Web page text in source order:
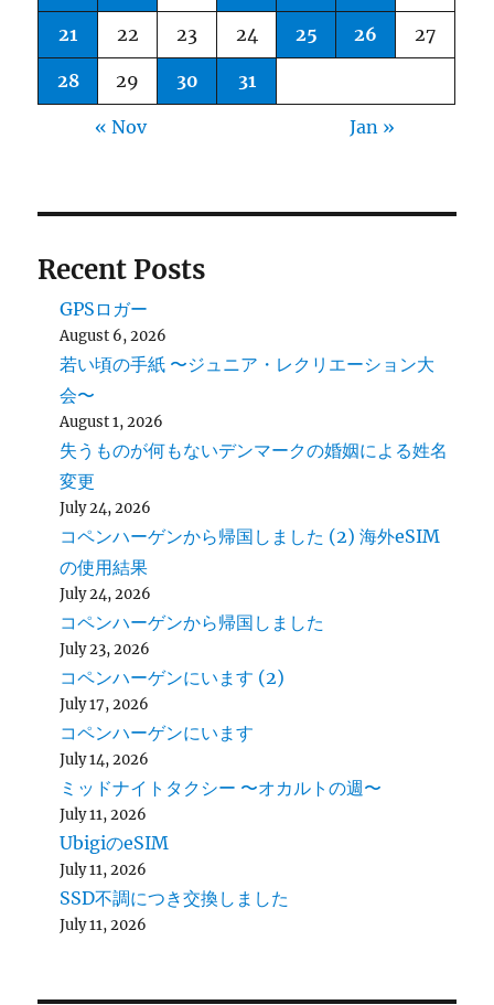
21 22 23 24 25 26 27
28 29 30 31
« Nov Jan »
Recent Posts
GPSロガー
August 6, 2026
若い頃の手紙 〜ジュニア・レクリエーション大
会〜
August 1, 2026
失うものが何もないデンマークの婚姻による姓名
変更
July 24, 2026
コペンハーゲンから帰国しました (2) 海外eSIM
の使用結果
July 24, 2026
コペンハーゲンから帰国しました
July 23, 2026
コペンハーゲンにいます (2)
July 17, 2026
コペンハーゲンにいます
July 14, 2026
ミッドナイトタクシー 〜オカルトの週〜
July 11, 2026
UbigiのeSIM
July 11, 2026
SSD不調につき交換しました
July 11, 2026